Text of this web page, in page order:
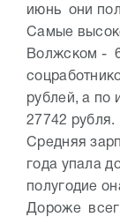
июнь они
Самые
Волжском -
рублей, а по
27742 рубля.
Средняя
года упала
полугодие
Дороже